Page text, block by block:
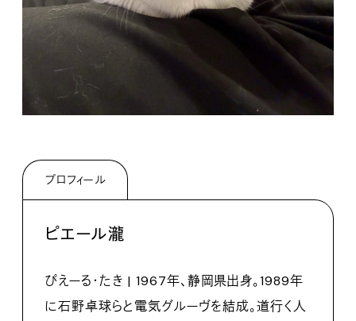
プロフィール
ピエール瀧
ぴえーる・たき | 1967年、静岡県出身。1989年
に石野卓球らと電気グルーヴを結成。道行く人